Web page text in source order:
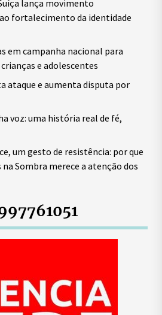
lança movimento
fortalecimento da identidade
em campanha nacional para
e adolescentes
ataque e aumenta disputa por
voz: uma história real de fé,
um gesto de resistência: por que
Sombra merece a atenção dos